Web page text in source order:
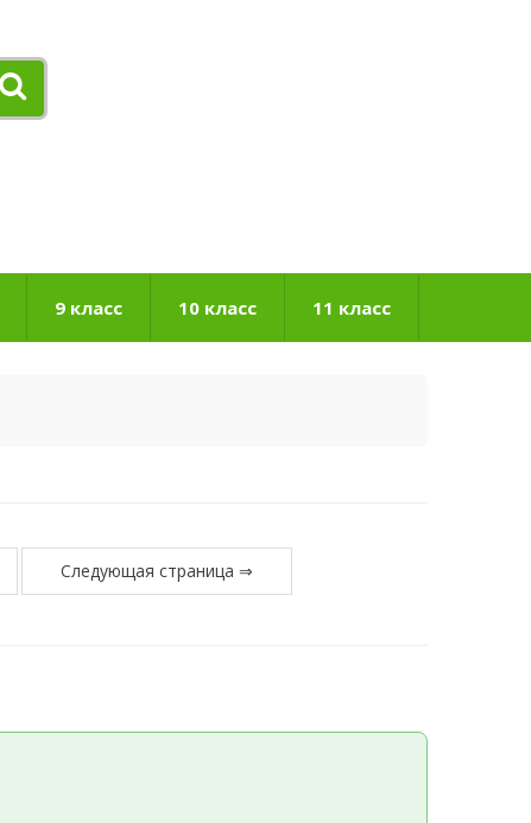
9 класс 10 класс 11 класс
Следующая страница ⇒